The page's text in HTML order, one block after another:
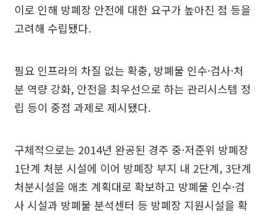
이로 인해 방폐장 안전에 대한 요구가 높아진 점 등을
고려해 수립됐다.
필요 인프라의 차질 없는 확충, 방폐물 인수·검사·처
분 역량 강화, 안전을 최우선으로 하는 관리시스템 정
립 등이 중점 과제로 제시됐다.
구체적으로는 2014년 완공된 경주 중·저준위 방폐장
1단계 처분 시설에 이어 방폐장 부지 내 2단계, 3단계
처분시설을 애초 계획대로 확보하고 방폐물 인수·검
사 시설과 방폐물 분석센터 등 방폐장 지원시설을 확